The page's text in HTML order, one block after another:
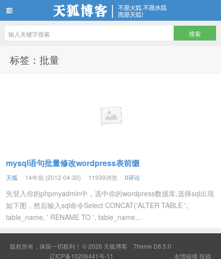
标签：批量
mysql语句批量修改wordpress表前缀
天狐 14年前 (2012-04-30) 11939浏览 0评论
先登入你的phpmyadmin中，选中你的wordpress数据库,选择sql出现
如下图，然后输入sql命令Select CONCAT('ALTER TABLE ',
table_name, ' RENAME TO ', table_name...
版权所有，保留一切权利！ © 2026 天狐博客 Theme D8 5.0
辽ICP备10206441号-11
友情链接投稿